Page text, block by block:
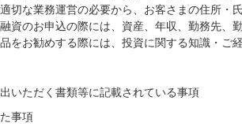
切な業務運営の必要から、お客さまの住所・
資のお申込の際には、資産、年収、勤務先、
をお勧めする際には、投資に関する知識・ご
いただく書類等に記載されている事項
事項